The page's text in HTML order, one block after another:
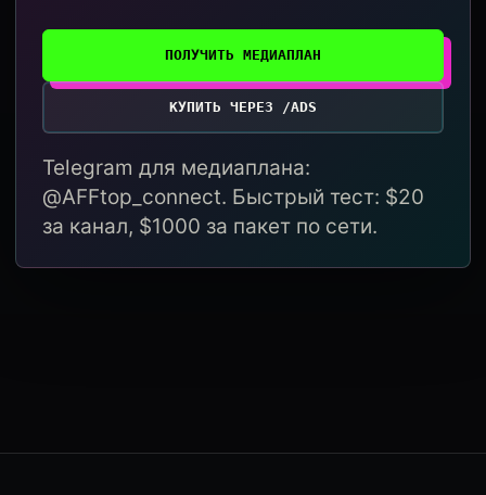
ПОЛУЧИТЬ МЕДИАПЛАН
КУПИТЬ ЧЕРЕЗ /ADS
Telegram для медиаплана:
@AFFtop_connect. Быстрый тест: $20
за канал, $1000 за пакет по сети.